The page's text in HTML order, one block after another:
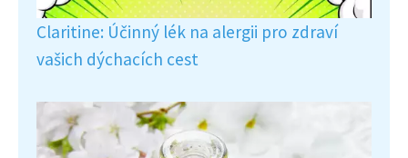
Claritine: Účinný lék na alergii pro zdraví
vašich dýchacích cest